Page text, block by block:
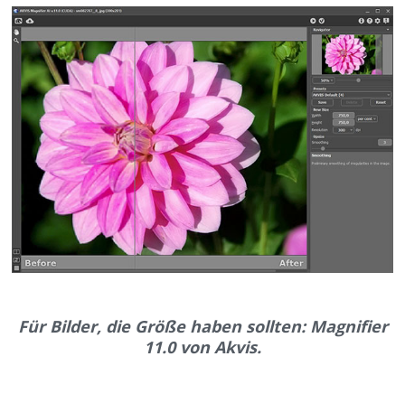
Für Bilder, die Größe haben sollten: Magnifier
11.0 von Akvis.